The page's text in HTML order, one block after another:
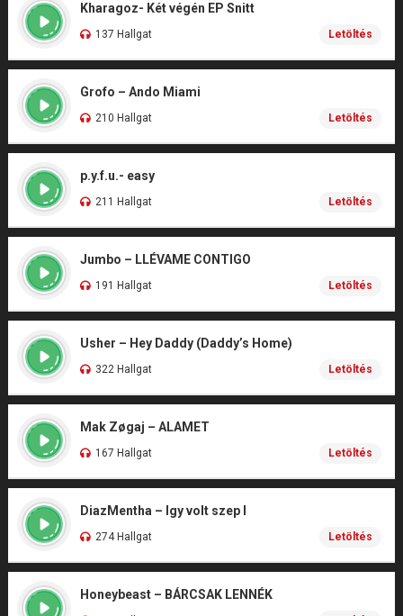
Kharagoz- Két végén EP Snitt
137 Hallgat Letöltés
Grofo – Ando Miami
210 Hallgat Letöltés
p.y.f.u.- easy
211 Hallgat Letöltés
Jumbo – LLÉVAME CONTIGO
191 Hallgat Letöltés
Usher – Hey Daddy (Daddy’s Home)
322 Hallgat Letöltés
Mak Zøgaj – ALAMET
167 Hallgat Letöltés
DiazMentha – Igy volt szep I
274 Hallgat Letöltés
Honeybeast – BÁRCSAK LENNÉK